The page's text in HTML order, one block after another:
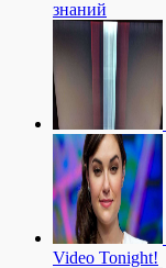
знаний
Video Tonight!